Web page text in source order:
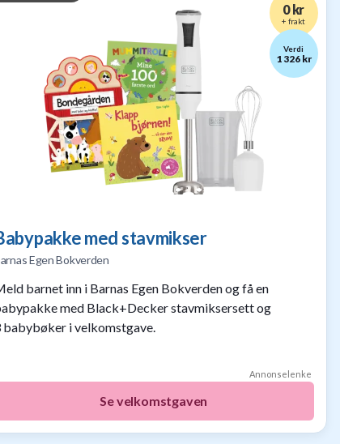
Verdi
1 326 kr
med stavmikser
Egen Bokverden
0 kr
+ frakt
barnet inn i Barnas Egen Bokverden og få en
med Black+Decker stavmiksersett og
babybøker i velkomstgave.
Annonselenke
Se velkomstgaven